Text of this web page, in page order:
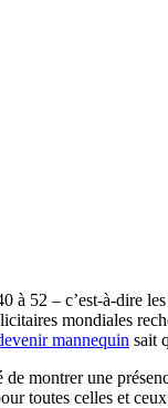
52 – c’est-à-dire
mondiales
mannequin sait
montrer une
toutes celles et